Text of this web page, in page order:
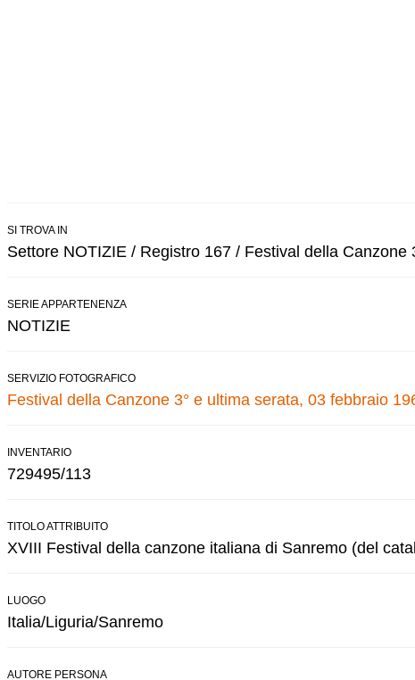
SI TROVA IN
Settore NOTIZIE / Registro 167 / Festival della Canzone
SERIE APPARTENENZA
NOTIZIE
SERVIZIO FOTOGRAFICO
Festival della Canzone 3° e ultima serata, 03 febbraio
INVENTARIO
729495/113
TITOLO ATTRIBUITO
XVIII Festival della canzone italiana di Sanremo (del
LUOGO
Italia/Liguria/Sanremo
AUTORE PERSONA